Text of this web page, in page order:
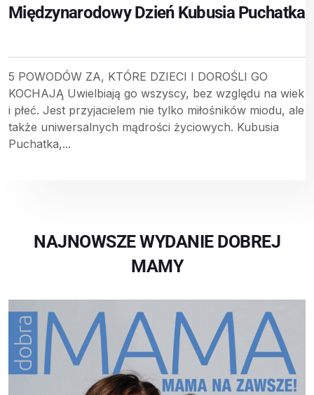
Międzynarodowy Dzień Kubusia Puchatka
5 POWODÓW ZA, KTÓRE DZIECI I DOROŚLI GO
KOCHAJĄ Uwielbiają go wszyscy, bez względu na wiek
i płeć. Jest przyjacielem nie tylko miłośników miodu, ale
także uniwersalnych mądrości życiowych. Kubusia
Puchatka,...
NAJNOWSZE WYDANIE DOBREJ
MAMY